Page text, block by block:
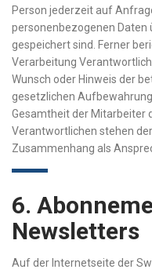
Person jederzeit auf
personenbezogenen
gespeichert sind. Ferner
Verarbeitung
Wunsch oder Hinweis der
gesetzlichen
Gesamtheit der Mitarbeiter
Verantwortlichen stehen
Zusammenhang als
6.
Newsletters
Auf der Internetseite der